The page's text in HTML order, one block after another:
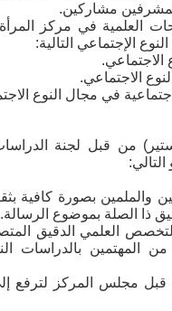
كمشرفين مشاركين.
العلمية في مركز
الإجتماعي التالية:
الاجتماعي.
في مجال النوع
من قبل لجنة
والملمين بصورة كافية
ذا الصلة بموضوع الرسالة.
العلمي الدقيق
بالدراسات
قبل مجلس المركز لترفع